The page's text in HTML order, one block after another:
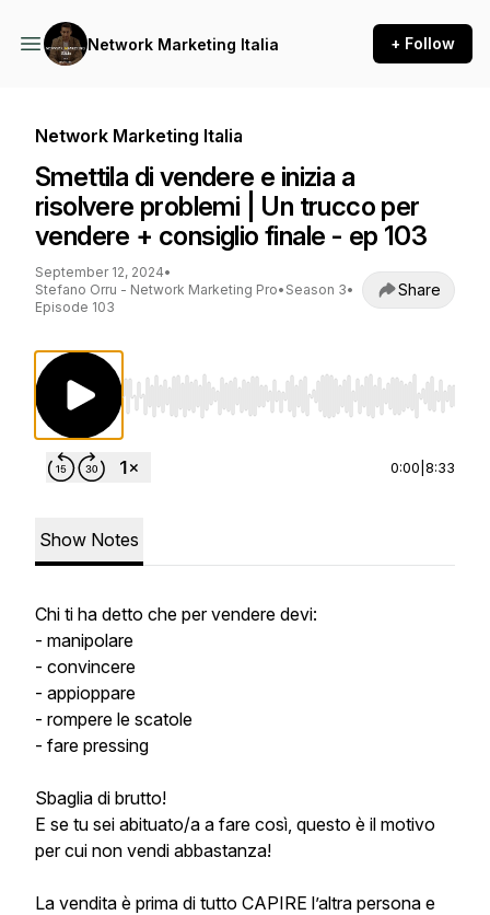
Network Marketing Italia + Follow
Network Marketing Italia
Smettila di vendere e inizia a
risolvere problemi | Un trucco per
vendere + consiglio finale - ep 103
September 12, 2024•
Stefano Orru - Network Marketing Pro• Season 3•
Episode 103
Share
Use Left/Right to seek, Home/End to jump
0:00 8:33
Show Notes
Chi ti ha detto che per vendere devi:
- manipolare
- convincere
- appioppare
- rompere le scatole
- fare pressing
Sbaglia di brutto!
E se tu sei abituato/a a fare così, questo è il motivo
per cui non vendi abbastanza!
La vendita è prima di tutto CAPIRE l’altra persona e